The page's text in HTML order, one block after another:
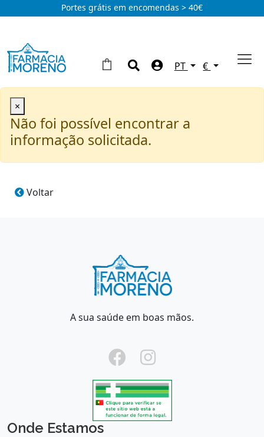
Portes grátis em encomendas > 40€
PT €
×
Não foi possível encontrar a
informação solicitada.
Voltar
A sua saúde em boas mãos.
Onde Estamos